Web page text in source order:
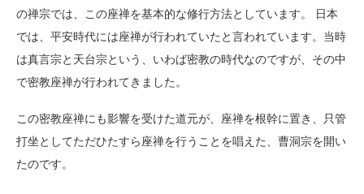
の禅宗では、この座禅を基本的な修行方法としています。 日本
では、平安時代には座禅が行われていたと言われています。当時
は真言宗と天台宗という、いわば密教の時代なのですが、その中
で密教座禅が行われてきました。
この密教座禅にも影響を受けた道元が、座禅を根幹に置き、只管
打坐としてただひたすら座禅を行うことを唱えた、曹洞宗を開い
たのです。